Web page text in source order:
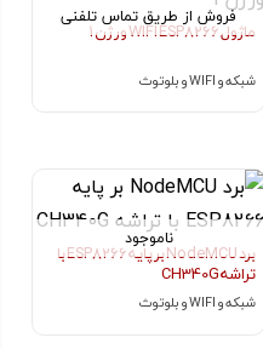
فروش از طریق تماس تلفنی
ماژول WIFI ESP8266 ورژن 1
شبکه و WIFI و بلوتوث
ناموجود
برد NodeMCU بر پایه ESP8266 با
تراشه CH340G
شبکه و WIFI و بلوتوث